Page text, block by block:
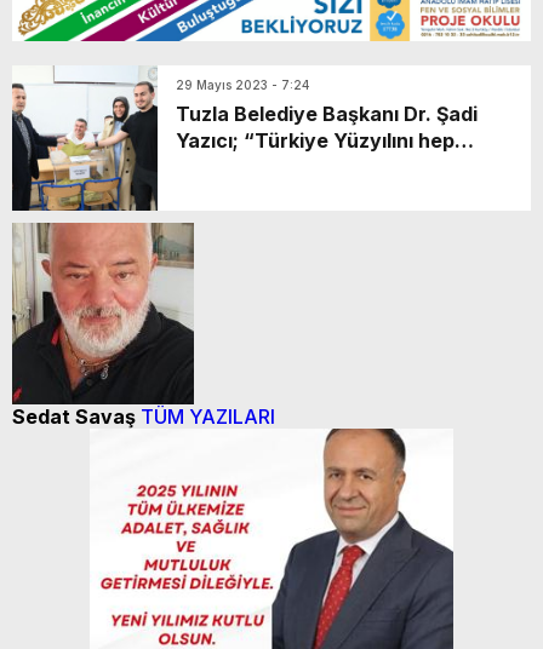
29 Mayıs 2023 - 7:24
Tuzla Belediye Başkanı Dr. Şadi
Yazıcı; “Türkiye Yüzyılını hep
Sedat Savaş TÜM YAZILARI